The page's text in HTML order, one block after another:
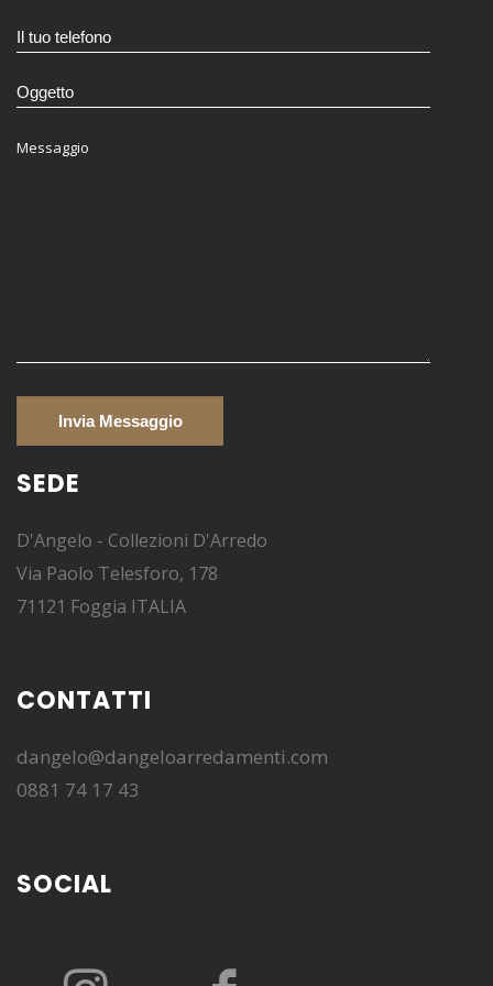
Messaggio
SEDE
D'Angelo - Collezioni D'Arredo
Via Paolo Telesforo, 178
71121 Foggia ITALIA
CONTATTI
dangelo@dangeloarredamenti.com
0881 74 17 43
SOCIAL